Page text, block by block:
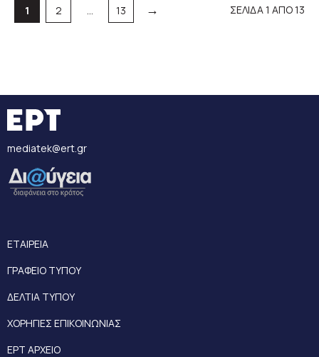
Σελίδα
1 Σελίδα
2 … Σελίδα
13 → ΣΕΛΙΔΑ 1 ΑΠΟ 13
mediatek@ert.gr
ΕΤΑΙΡΕΙΑ
ΓΡΑΦΕΙΟ ΤΥΠΟΥ
ΔΕΛΤΙΑ ΤΥΠΟΥ
ΧΟΡΗΓΙΕΣ ΕΠΙΚΟΙΝΩΝΙΑΣ
ΕΡΤ ΑΡΧΕΙΟ